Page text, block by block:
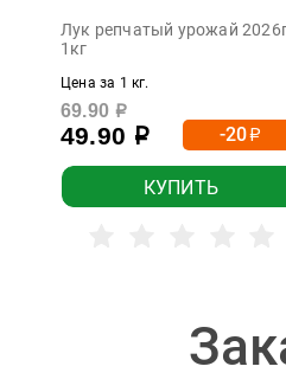
Лук репчатый урожай
1кг
Цена за 1 кг.
69.90 р
49.90 р -20р
КУПИТЬ